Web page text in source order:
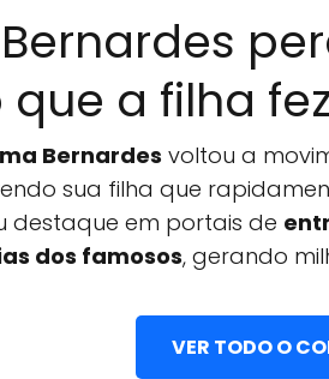
a filha
Bernardes voltou a
sua filha que
destaque em portais de
dos famosos, gerando
VER TODO O